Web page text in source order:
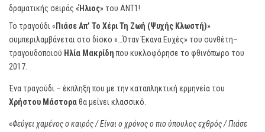
δραματικής σειράς «Ήλιος» του ANT1!
Το τραγούδι « Πιάσε Απ’ Το Χέρι Τη Ζωή (Ψυχής Κλωστή)»
συμπεριλαμβάνεται στο δίσκο «…Όταν Έκανα Ευχές» του συνθέτη–
τραγουδοποιού Ηλία Μακρίδηπου κυκλοφόρησε το φθινόπωρο του
2017.
Ένα τραγούδι – έκπληξη που με την καταπληκτική ερμηνεία του
Χρήστου Μάστοραθα μείνει κλασσικό.
«Φεύγει χαμένος ο καιρός / Είναι ο χρόνος ο πιο ύπουλος εχθρός / Πιάσε